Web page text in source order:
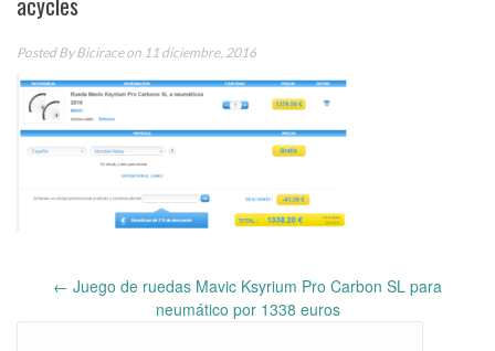
Posted ByBiciraceon 11 diciembre, 2016
navigation
← Juego de ruedas Mavic Ksyrium Pro Carbon SL para
neumático por 1338 euros